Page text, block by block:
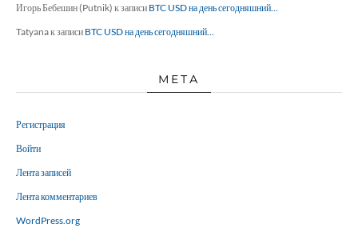
Игорь Бебешин (Putnik) к записи BTC USD на день сегодняшний…
Tatyanaк записи BTC USD на день сегодняшний…
МЕТА
Регистрация
Войти
Лента записей
Лента комментариев
WordPress.org